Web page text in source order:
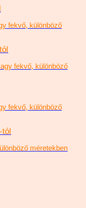
fekvő, különböző
fekvő, különböző
fekvő, különböző
tól
méretekben